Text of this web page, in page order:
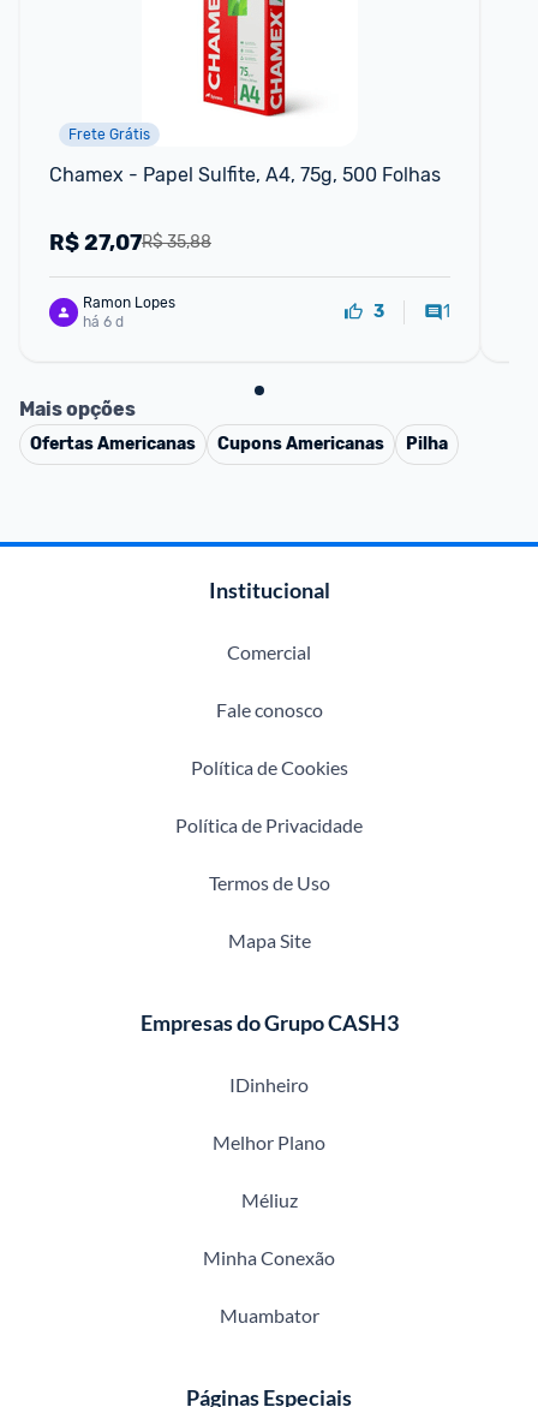
Frete Grátis
Chamex - Papel Sulfite, A4, 75g, 500 Folhas
R$ 35,88
R$27,07
Ramon Lopes
há 6 d
3 1
Mais opções
OfertasAmericanas CuponsAmericanas Pilha
Institucional
Comercial
Fale conosco
Política de Cookies
Política de Privacidade
Termos de Uso
Mapa Site
Empresas do Grupo CASH3
IDinheiro
Melhor Plano
Méliuz
Minha Conexão
Muambator
Páginas Especiais